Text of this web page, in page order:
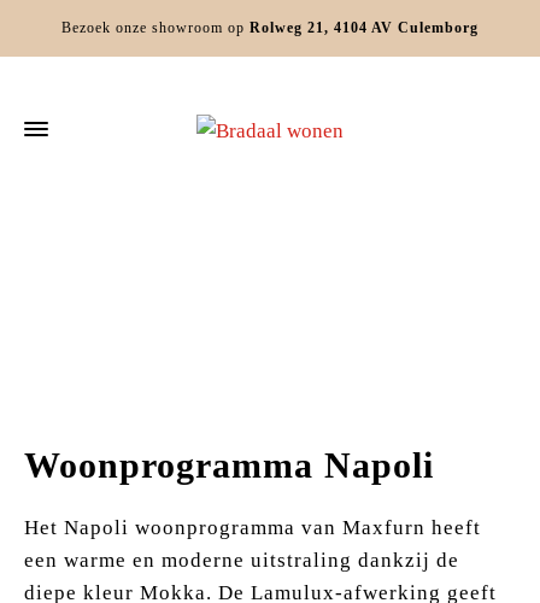
Bezoek onze showroom op Rolweg 21, 4104 AV Culemborg
Woonprogramma Napoli
Het Napoli woonprogramma van Maxfurn heeft
een warme en moderne uitstraling dankzij de
diepe kleur Mokka. De Lamulux-afwerking geeft